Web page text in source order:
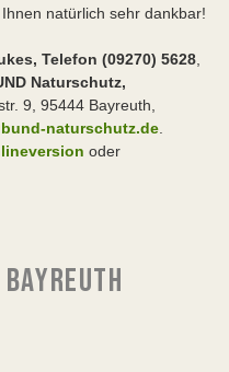
natürlich sehr dankbar!
Telefon (09270) 5628
Naturschutz,
9, 95444 Bayreuth,
naturschutz.de
oder